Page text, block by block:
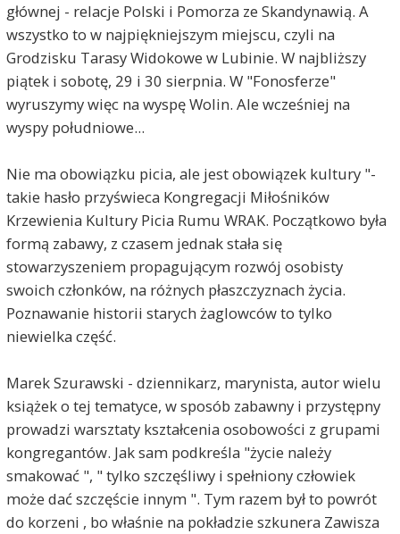
głównej - relacje Polski i Pomorza ze Skandynawią. A
wszystko to w najpiękniejszym miejscu, czyli na
Grodzisku Tarasy Widokowe w Lubinie. W najbliższy
piątek i sobotę, 29 i 30 sierpnia. W "Fonosferze"
wyruszymy więc na wyspę Wolin. Ale wcześniej na
wyspy południowe...
Nie ma obowiązku picia, ale jest obowiązek kultury "-
takie hasło przyświeca Kongregacji Miłośników
Krzewienia Kultury Picia Rumu WRAK. Początkowo była
formą zabawy, z czasem jednak stała się
stowarzyszeniem propagującym rozwój osobisty
swoich członków, na różnych płaszczyznach życia.
Poznawanie historii starych żaglowców to tylko
niewielka część.
Marek Szurawski - dziennikarz, marynista, autor wielu
książek o tej tematyce, w sposób zabawny i przystępny
prowadzi warsztaty kształcenia osobowości z grupami
kongregantów. Jak sam podkreśla "życie należy
smakować ", " tylko szczęśliwy i spełniony człowiek
może dać szczęście innym ". Tym razem był to powrót
do korzeni , bo właśnie na pokładzie szkunera Zawisza